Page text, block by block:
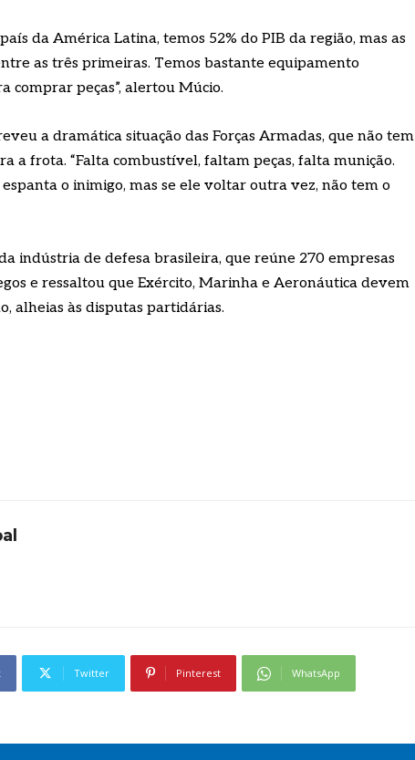
da América Latina, temos 52% do PIB da região, mas as
as três primeiras. Temos bastante equipamento
comprar peças”, alertou Múcio.
a dramática situação das Forças Armadas, que não tem
a frota. “Falta combustível, faltam peças, falta munição.
o inimigo, mas se ele voltar outra vez, não tem o
indústria de defesa brasileira, que reúne 270 empresas
e ressaltou que Exército, Marinha e Aeronáutica devem
alheias às disputas partidárias.
Twitter Pinterest WhatsApp